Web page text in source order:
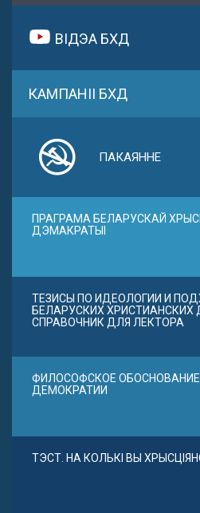
ВІДЭА БХД
КАМПАНІІ БХД
ПАКАЯННЕ
ПРАГРАМА БЕЛАРУСКАЙ
ДЭМАКРАТЫІ
ТЕЗИСЫ ПО ИДЕОЛОГИИ И
БЕЛАРУСКИХ ХРИСТИАНСКИХ
СПРАВОЧНИК ДЛЯ ЛЕКТОРА
ФИЛОСОФСКОЕ
ДЕМОКРАТИИ
ТЭСТ. НА КОЛЬКІ ВЫ